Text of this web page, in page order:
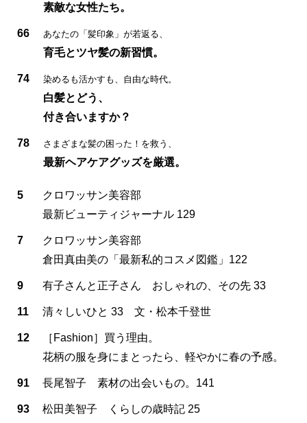
素敵な女性たち。
66 あなたの「髪印象」が若返る、
育毛とツヤ髪の新習慣。
74 染めるも活かすも、自由な時代。
白髪とどう、
付き合いますか？
78 さまざまな髪の困った！を救う、
最新ヘアケアグッズを厳選。
5
クロワッサン美容部
最新ビューティジャーナル 129
7
クロワッサン美容部
倉田真由美の「最新私的コスメ図鑑」122
9 有子さんと正子さん おしゃれの、その先 33
11 清々しいひと 33 文・松本千登世
12
［Fashion］買う理由。
花柄の服を身にまとったら、軽やかに春の予感。
91 長尾智子 素材の出会いもの。141
93 松田美智子 くらしの歳時記 25